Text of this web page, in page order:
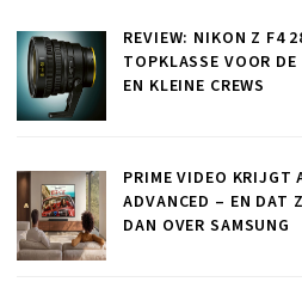
REVIEW: NIKON Z F4
TOPKLASSE VOOR
EN KLEINE CREWS
PRIME VIDEO KRIJGT
ADVANCED – EN DAT
DAN OVER SAMSUNG